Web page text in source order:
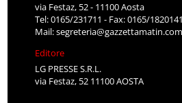
via Festaz, 52 - 11100 Aosta
Tel: 0165/231711 - Fax: 0165/1820141
Mail:segreteria@gazzettamatin.com
Editore
LG PRESSE S.R.L.
via Festaz, 52 11100 AOSTA